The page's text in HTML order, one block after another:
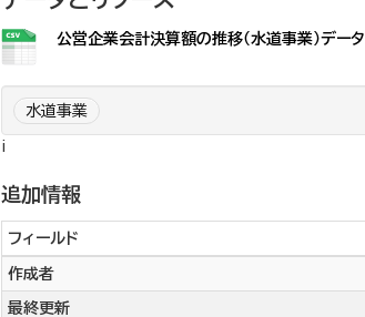
公営企業会計決算額の推移（水道事業）データ
水道事業
i
追加情報
フィールド
作成者
最終更新